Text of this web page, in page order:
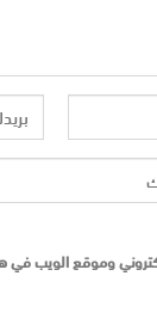
وموقع الويب في